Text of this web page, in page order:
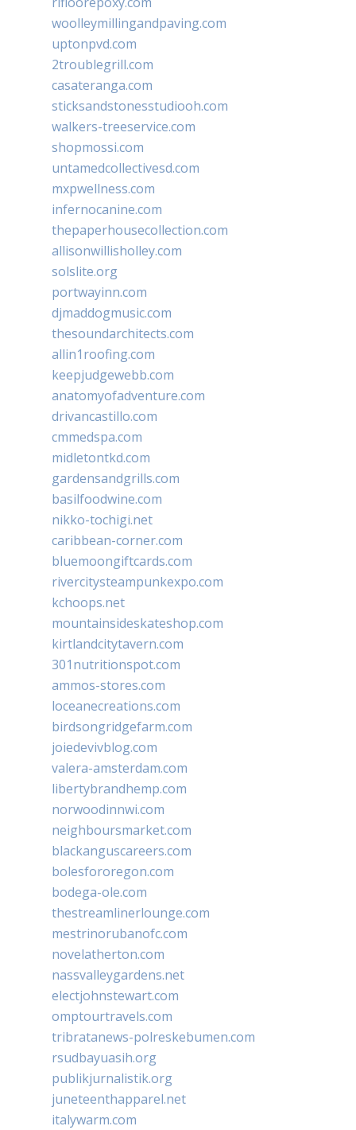
woolleymillingandpaving.com
uptonpvd.com
2troublegrill.com
casateranga.com
sticksandstonesstudiooh.com
walkers-treeservice.com
shopmossi.com
untamedcollectivesd.com
mxpwellness.com
infernocanine.com
thepaperhousecollection.com
allisonwillisholley.com
solslite.org
portwayinn.com
djmaddogmusic.com
thesoundarchitects.com
allin1roofing.com
keepjudgewebb.com
anatomyofadventure.com
drivancastillo.com
cmmedspa.com
midletontkd.com
gardensandgrills.com
basilfoodwine.com
nikko-tochigi.net
caribbean-corner.com
bluemoongiftcards.com
rivercitysteampunkexpo.com
kchoops.net
mountainsideskateshop.com
kirtlandcitytavern.com
301nutritionspot.com
ammos-stores.com
loceanecreations.com
birdsongridgefarm.com
joiedevivblog.com
valera-amsterdam.com
libertybrandhemp.com
norwoodinnwi.com
neighboursmarket.com
blackanguscareers.com
bolesfororegon.com
bodega-ole.com
thestreamlinerlounge.com
mestrinorubanofc.com
novelatherton.com
nassvalleygardens.net
electjohnstewart.com
omptourtravels.com
tribratanews-polreskebumen.com
rsudbayuasih.org
publikjurnalistik.org
juneteenthapparel.net
italywarm.com